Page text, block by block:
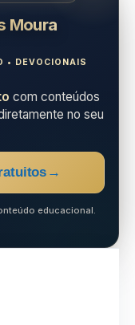
Moura
• DEVOCIONAIS
com conteúdos
no seu
→
educacional.